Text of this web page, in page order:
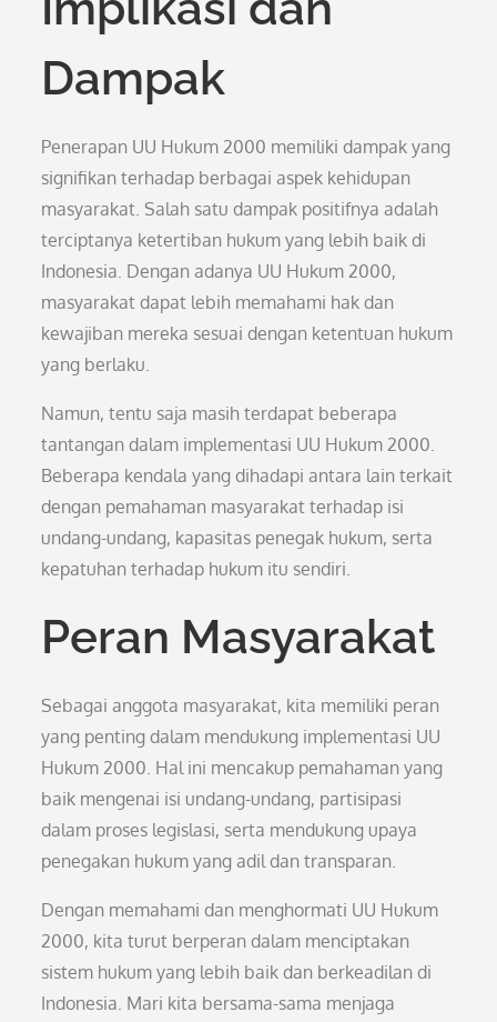
Dampak
Penerapan UU Hukum 2000 memiliki dampak yang
signifikan terhadap berbagai aspek kehidupan
masyarakat. Salah satu dampak positifnya adalah
terciptanya ketertiban hukum yang lebih baik di
Indonesia. Dengan adanya UU Hukum 2000,
masyarakat dapat lebih memahami hak dan
kewajiban mereka sesuai dengan ketentuan hukum
yang berlaku.
Namun, tentu saja masih terdapat beberapa
tantangan dalam implementasi UU Hukum 2000.
Beberapa kendala yang dihadapi antara lain terkait
dengan pemahaman masyarakat terhadap isi
undang-undang, kapasitas penegak hukum, serta
kepatuhan terhadap hukum itu sendiri.
Peran Masyarakat
Sebagai anggota masyarakat, kita memiliki peran
yang penting dalam mendukung implementasi UU
Hukum 2000. Hal ini mencakup pemahaman yang
baik mengenai isi undang-undang, partisipasi
dalam proses legislasi, serta mendukung upaya
penegakan hukum yang adil dan transparan.
Dengan memahami dan menghormati UU Hukum
2000, kita turut berperan dalam menciptakan
sistem hukum yang lebih baik dan berkeadilan di
Indonesia. Mari kita bersama-sama menjaga